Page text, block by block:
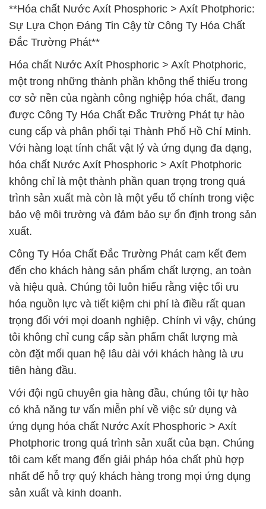
**Hóa chất Nước Axít Phosphoric > Axít Photphoric:
Sự Lựa Chọn Đáng Tin Cậy từ Công Ty Hóa Chất
Đắc Trường Phát**
Hóa chất Nước Axít Phosphoric > Axít Photphoric,
một trong những thành phần không thể thiếu trong
cơ sở nền của ngành công nghiệp hóa chất, đang
được Công Ty Hóa Chất Đắc Trường Phát tự hào
cung cấp và phân phối tại Thành Phố Hồ Chí Minh.
Với hàng loạt tính chất vật lý và ứng dụng đa dạng,
hóa chất Nước Axít Phosphoric > Axít Photphoric
không chỉ là một thành phần quan trọng trong quá
trình sản xuất mà còn là một yếu tố chính trong việc
bảo vệ môi trường và đảm bảo sự ổn định trong sản
xuất.
Công Ty Hóa Chất Đắc Trường Phát cam kết đem
đến cho khách hàng sản phẩm chất lượng, an toàn
và hiệu quả. Chúng tôi luôn hiểu rằng việc tối ưu
hóa nguồn lực và tiết kiệm chi phí là điều rất quan
trọng đối với mọi doanh nghiệp. Chính vì vậy, chúng
tôi không chỉ cung cấp sản phẩm chất lượng mà
còn đặt mối quan hệ lâu dài với khách hàng là ưu
tiên hàng đầu.
Với đội ngũ chuyên gia hàng đầu, chúng tôi tự hào
có khả năng tư vấn miễn phí về việc sử dụng và
ứng dụng hóa chất Nước Axít Phosphoric > Axít
Photphoric trong quá trình sản xuất của bạn. Chúng
tôi cam kết mang đến giải pháp hóa chất phù hợp
nhất để hỗ trợ quý khách hàng trong mọi ứng dụng
sản xuất và kinh doanh.